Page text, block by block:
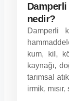
nedir?
Damperli
kum, kil,
kaynağı,
tarımsal
irmik,